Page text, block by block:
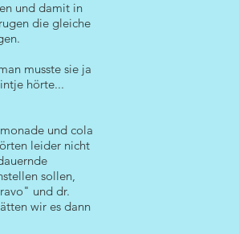
und damit in
die gleiche
musste sie ja
hörte...
und cola
leider nicht
sollen,
und dr.
wir es dann